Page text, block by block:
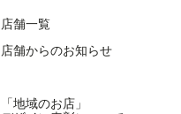
店舗一覧
店舗からのお知らせ
「地域のお店」